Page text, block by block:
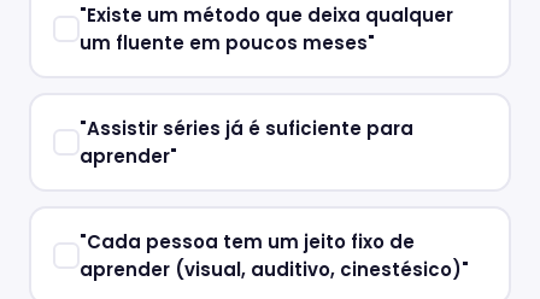
"Existe um método que deixa qualquer
um fluente em poucos meses"
"Assistir séries já é suficiente para
aprender"
"Cada pessoa tem um jeito fixo de
aprender (visual, auditivo, cinestésico)"